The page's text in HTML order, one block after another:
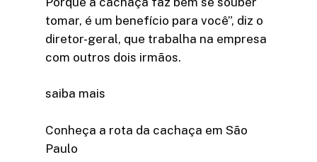
tomar, é um benefício para você”, diz o
diretor-geral, que trabalha na empresa
com outros dois irmãos.
saiba mais
Conheça a rota da cachaça em São
Paulo